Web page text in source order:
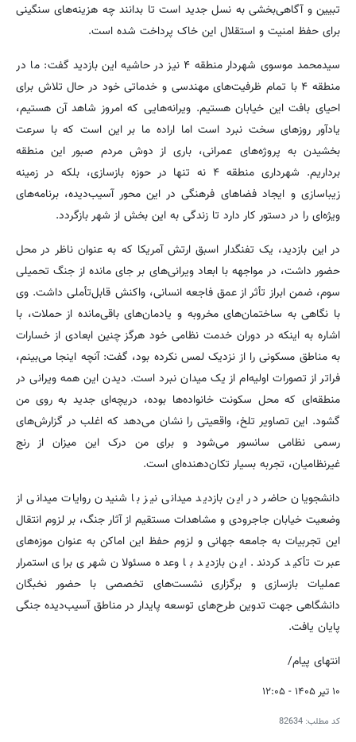
تبیین و آگاهی‌بخشی به نسل جدید است تا بدانند چه هزینه‌های سنگینی
برای حفظ امنیت و استقلال این خاک پرداخت شده است.
سیدمحمد موسوی شهردار منطقه ۴ نیز در حاشیه این بازدید گفت: ما در
منطقه ۴ با تمام ظرفیت‌های مهندسی و خدماتی خود در حال تلاش برای
احیای بافت این خیابان هستیم. ویرانه‌هایی که امروز شاهد آن هستیم،
یادآور روزهای سخت نبرد است اما اراده ما بر این است که با سرعت
بخشیدن به پروژه‌های عمرانی، باری از دوش مردم صبور این منطقه
برداریم. شهرداری منطقه ۴ نه تنها در حوزه بازسازی، بلکه در زمینه
زیباسازی و ایجاد فضاهای فرهنگی در این محور آسیب‌دیده، برنامه‌های
ویژه‌ای را در دستور کار دارد تا زندگی به این بخش از شهر بازگردد.
در این بازدید، یک تفنگدار اسبق ارتش آمریکا که به عنوان ناظر در محل
حضور داشت، در مواجهه با ابعاد ویرانی‌های بر جای مانده از جنگ تحمیلی
سوم، ضمن ابراز تأثر از عمق فاجعه انسانی، واکنش قابل‌تأملی داشت. وی
با نگاهی به ساختمان‌های مخروبه و یادمان‌های باقی‌مانده از حملات، با
اشاره به اینکه در دوران خدمت نظامی خود هرگز چنین ابعادی از خسارات
به مناطق مسکونی را از نزدیک لمس نکرده بود، گفت: آنچه اینجا می‌بینم،
فراتر از تصورات اولیه‌ام از یک میدان نبرد است. دیدن این همه ویرانی در
منطقه‌ای که محل سکونت خانواده‌ها بوده، دریچه‌ای جدید به روی من
گشود. این تصاویر تلخ، واقعیتی را نشان می‌دهد که اغلب در گزارش‌های
رسمی نظامی سانسور می‌شود و برای من درک این میزان از رنج
غیرنظامیان، تجربه بسیار تکان‌دهنده‌ای است.
دانشجویان حاضر در این بازدید میدانی نیز با شنیدن روایات میدانی از
وضعیت خیابان جاجرودی و مشاهدات مستقیم از آثار جنگ، بر لزوم انتقال
این تجربیات به جامعه جهانی و لزوم حفظ این اماکن به عنوان موزه‌های
عبرت تأکید کردند. این بازدید با وعده مسئولان شهری برای استمرار
عملیات بازسازی و برگزاری نشست‌های تخصصی با حضور نخبگان
دانشگاهی جهت تدوین طرح‌های توسعه پایدار در مناطق آسیب‌دیده جنگی
پایان یافت.
انتهای پیام/
۱۰ تیر ۱۴۰۵ - ۱۲:۰۵
کد مطلب: 82634